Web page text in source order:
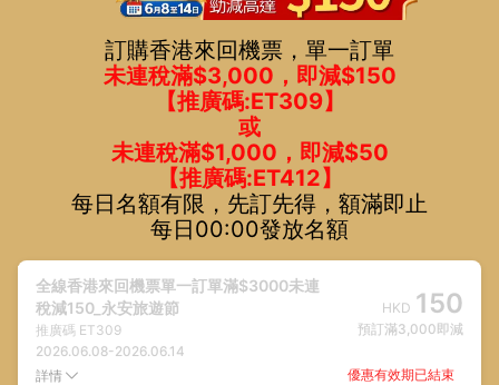
訂購香港來回機票，單一訂單
未連稅滿$3,000，即減$150
【推廣碼:ET309】
或
未連稅滿$1,000，即減$50
【推廣碼:ET412】
每日名額有限，先訂先得，額滿即止
每日00:00發放名額
全線香港來回機票單一訂單滿$3000未連
稅減150_永安旅遊節
推廣碼 ET309
2026.06.08-2026.06.14
HKD 150
預訂滿3,000即減
詳情 優惠有效期已結束